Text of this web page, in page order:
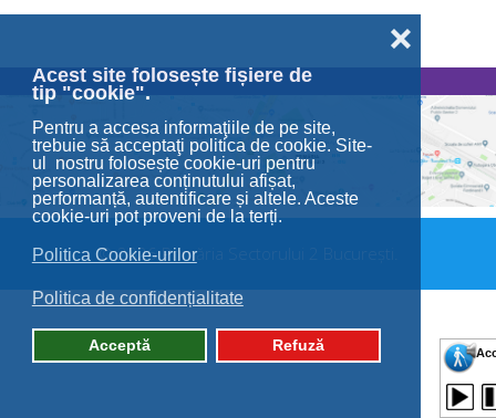
Acest site folosește fișiere de
tip "cookie".
Pentru a accesa informaţiile de pe site,
trebuie să acceptaţi politica de cookie. Site-
ul nostru folosește cookie-uri pentru
personalizarea conținutului afișat,
performanță, autentificare și altele. Aceste
cookie-uri pot proveni de la terți.
Politica Cookie-urilor
Politica de confidențialitate
Acceptă Refuză
❌
© 2026 Primăria Sectorului 2 București.